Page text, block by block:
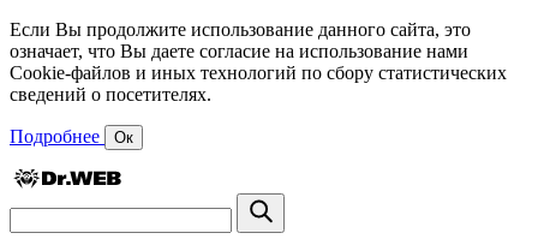
Если Вы продолжите использование данного сайта, это
означает, что Вы даете согласие на использование нами
Cookie-файлов и иных технологий по сбору статистических
сведений о посетителях.
Подробнее Ок